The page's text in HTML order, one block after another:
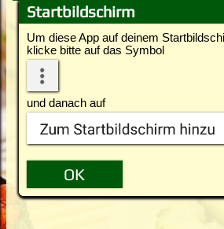
Startbildschirm
Um diese App auf deinem
klicke bitte auf das Symbol
und danach auf